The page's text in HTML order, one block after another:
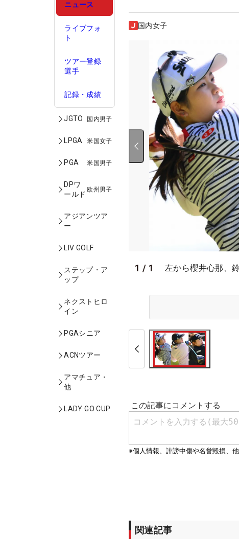
ニュース
ライブフォ
ト
ツアー登録
選手
記録・成績
JGTO 国内男子
LPGA 米国女子
PGA 米国男子
DPワ
ールド
欧州男子
アジアンツア
ー
LIV GOLF
ステップ・ア
ップ
ネクストヒロ
イン
PGAシニア
ACNツアー
アマチュア・
他
LADY GO CUP
国内女子
1 / 1 左から櫻井心那、
関連記事